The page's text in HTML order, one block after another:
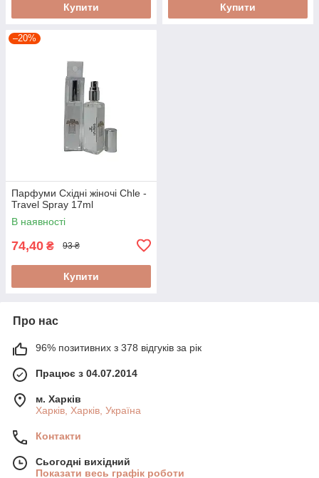
Купити Купити
–20%
Парфуми Східні жіночі Chle -
Travel Spray 17ml
В наявності
74,40 ₴ 93 ₴
Купити
Про нас
96% позитивних з 378 відгуків за рік
Працює з 04.07.2014
м. Харків
Харків, Харків, Україна
Контакти
Сьогодні вихідний
Показати весь графік роботи